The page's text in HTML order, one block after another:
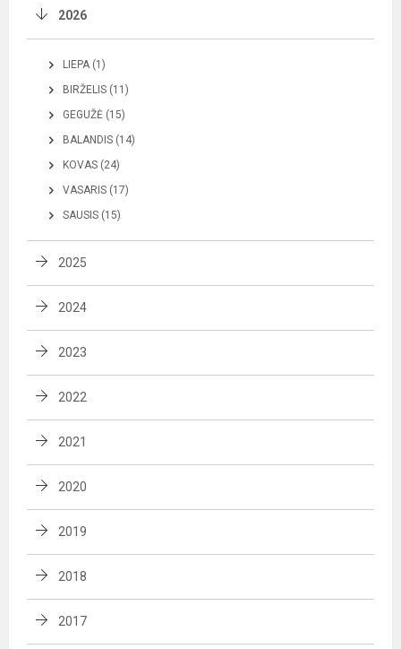
2026
LIEPA (1)
BIRŽELIS (11)
GEGUŽĖ (15)
BALANDIS (14)
KOVAS (24)
VASARIS (17)
SAUSIS (15)
2025
2024
2023
2022
2021
2020
2019
2018
2017